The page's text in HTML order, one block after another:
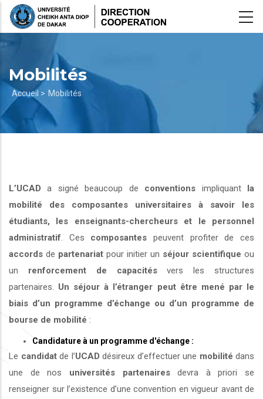
Aller
Mobilités
Fil
d'Ariane
Accueil > Mobilités
L’UCAD a signé beaucoup de conventions impliquant la
mobilité des composantes universitaires à savoir les
étudiants, les enseignants-chercheurs et le personnel
administratif . Ces composantes peuvent profiter de ces
accords de partenariat pour initier un séjour scientifique ou
un renforcement de capacitésvers les structures
partenaires. Un séjour à l’étranger peut être mené par le
biais d’un programme d’échange ou d’un programme de
bourse de mobilité :
Candidature à un programme d'échange :
Le candidatde l’UCAD désireux d’effectuer une mobilité dans
une de nos universités partenairesdevra à priori se
renseigner sur l’existence d’une convention en vigueur avant de